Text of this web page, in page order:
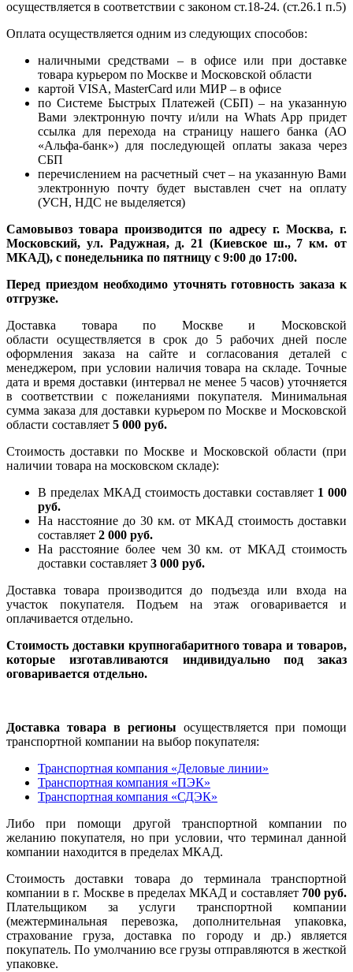
осуществляется в соответствии с законом ст.18-24. (ст.26.1 п.5)
Оплата осуществляется одним из следующих способов:
наличными средствами – в офисе или при доставке
товара курьером по Москве и Московской области
картой VISA, MasterCard или МИР – в офисе
по Системе Быстрых Платежей (СБП) – на указанную
Вами электронную почту и/или на Whats App придет
ссылка для перехода на страницу нашего банка (АО
«Альфа-банк») для последующей оплаты заказа через
СБП
перечислением на расчетный счет – на указанную Вами
электронную почту будет выставлен счет на оплату
(УСН, НДС не выделяется)
Самовывоз товара производится по адресу г. Москва, г.
Московский, ул. Радужная, д. 21 (Киевское ш., 7 км. от
МКАД), с понедельника по пятницу с 9:00 до 17:00.
Перед приездом необходимо уточнять готовность заказа к
отгрузке.
Доставка товара по Москве и Московской
области осуществляется в срок до 5 рабочих дней после
оформления заказа на сайте и согласования деталей с
менеджером, при условии наличия товара на складе. Точные
дата и время доставки (интервал не менее 5 часов) уточняется
в соответствии с пожеланиями покупателя. Минимальная
сумма заказа для доставки курьером по Москве и Московской
области составляет 5 000 руб.
Стоимость доставки по Москве и Московской области (при
наличии товара на московском складе):
В пределах МКАД стоимость доставки составляет 1 000
руб.
На насcтояние до 30 км. от МКАД стоимость доставки
составляет 2 000 руб.
На расстояние более чем 30 км. от МКАД стоимость
доставки составляет 3 000 руб.
Доставка товара производится до подъезда или входа на
участок покупателя. Подъем на этаж оговаривается и
оплачивается отдельно.
Стоимость доставки крупногабаритного товара и товаров,
которые изготавливаются индивидуально под заказ
оговаривается отдельно.
Доставка товара в регионы осуществляется при помощи
транспортной компании на выбор покупателя:
Транспортная компания «Деловые линии»
Транспортная компания «ПЭК»
Транспортная компания «СДЭК»
Либо при помощи другой транспортной компании по
желанию покупателя, но при условии, что терминал данной
компании находится в пределах МКАД.
Стоимость доставки товара до терминала транспортной
компании в г. Москве в пределах МКАД и составляет 700 руб.
Плательщиком за услуги транспортной компании
(межтерминальная перевозка, дополнительная упаковка,
страхование груза, доставка по городу и др.) является
покупатель. По умолчанию все грузы отправляются в жесткой
упаковке.